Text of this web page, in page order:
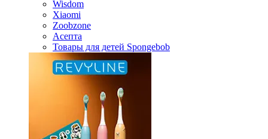
Wisdom
Xiaomi
Zoobzone
Асепта
Товары для детей Spongebob